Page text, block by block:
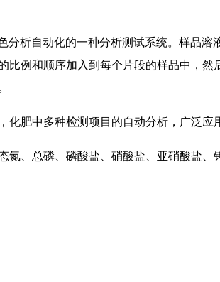
分析自动化的一种分析测试系统。样品
比例和顺序加入到每个片段的样品中，
化肥中多种检测项目的自动分析，广泛
氮、总磷、磷酸盐、硝酸盐、亚硝酸盐